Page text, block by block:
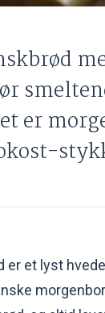
er
er et lyst